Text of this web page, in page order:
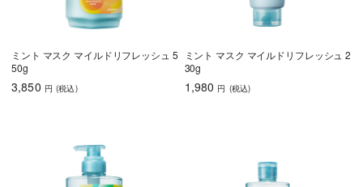
ミント マスク マイルドリフレッシュ 5
50g
3,850 円 (税込)
ミント マスク マイルドリフレッシュ 2
30g
1,980 円 (税込)